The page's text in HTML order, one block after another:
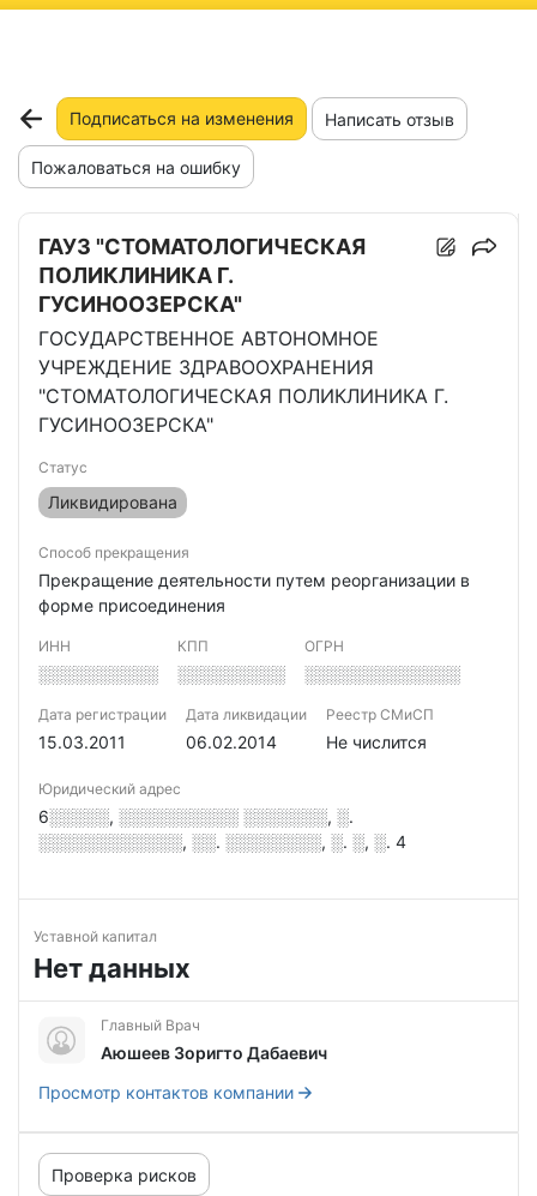
Подписаться на изменения Написать отзыв
Пожаловаться на ошибку
ГАУЗ "СТОМАТОЛОГИЧЕСКАЯ
ПОЛИКЛИНИКА Г.
ГУСИНООЗЕРСКА"
ГОСУДАРСТВЕННОЕ АВТОНОМНОЕ
УЧРЕЖДЕНИЕ ЗДРАВООХРАНЕНИЯ
"СТОМАТОЛОГИЧЕСКАЯ ПОЛИКЛИНИКА Г.
ГУСИНООЗЕРСКА"
Статус
Ликвидирована
Способ прекращения
Прекращение деятельности путем реорганизации в
форме присоединения
ИНН
░░░░░░░░░░
КПП
░░░░░░░░░
ОГРН
░░░░░░░░░░░░░
Дата регистрации
15.03.2011
Дата ликвидации
06.02.2014
Реестр СМиСП
Не числится
Юридический адрес
6░░░░░, ░░░░░░░░░░ ░░░░░░░, ░.
░░░░░░░░░░░░, ░░. ░░░░░░░░, ░. ░, ░. 4
Уставной капитал
Нет данных
Главный Врач
Аюшеев Зоригто Дабаевич
Просмотр контактов компании
Проверка рисков